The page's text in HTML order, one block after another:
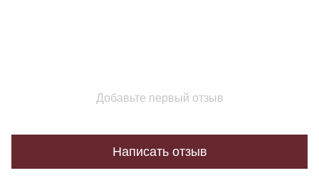
Добавьте первый отзыв
Написать отзыв